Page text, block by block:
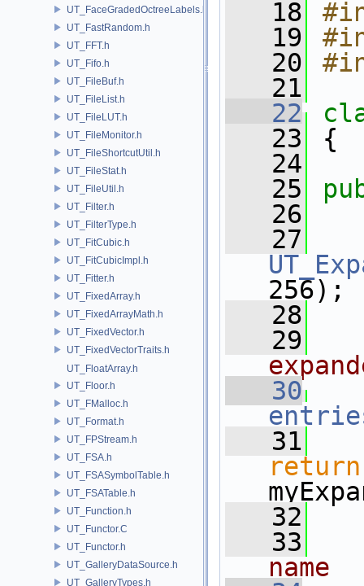
UT_FaceGradedOctreeLabels.h
UT_FastRandom.h
UT_FFT.h
UT_Fifo.h
UT_FileBuf.h
UT_FileList.h
UT_FileLUT.h
UT_FileMonitor.h
UT_FileShortcutUtil.h
UT_FileStat.h
UT_FileUtil.h
UT_Filter.h
UT_FilterType.h
UT_FitCubic.h
UT_FitCubicImpl.h
UT_Fitter.h
UT_FixedArray.h
UT_FixedArrayMath.h
UT_FixedVector.h
UT_FixedVectorTraits.h
UT_FloatArray.h
UT_Floor.h
UT_FMalloc.h
UT_Format.h
UT_FPStream.h
UT_FSA.h
UT_FSASymbolTable.h
UT_FSATable.h
UT_Function.h
UT_Functor.C
UT_Functor.h
UT_GalleryDataSource.h
UT_GalleryTypes.h
   18
   19
   20
   21
   22
   23
{
   24
   25
   26
   27
256);
   28
   29
   30
   31
return
   32
   33
name